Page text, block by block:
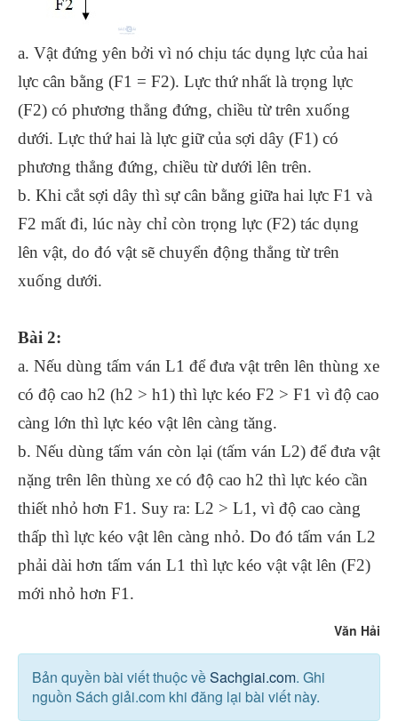
a. Vật đứng yên bởi vì nó chịu tác dụng lực của hai
lực cân bằng (F1 = F2). Lực thứ nhất là trọng lực
(F2) có phương thẳng đứng, chiều từ trên xuống
dưới. Lực thứ hai là lực giữ của sợi dây (F1) có
phương thẳng đứng, chiều từ dưới lên trên.
b. Khi cắt sợi dây thì sự cân bằng giữa hai lực F1 và
F2 mất đi, lúc này chỉ còn trọng lực (F2) tác dụng
lên vật, do đó vật sẽ chuyển động thẳng từ trên
xuống dưới.
Bài 2:
a. Nếu dùng tấm ván L1 để đưa vật trên lên thùng xe
có độ cao h2 (h2 > h1) thì lực kéo F2 > F1 vì độ cao
càng lớn thì lực kéo vật lên càng tăng.
b. Nếu dùng tấm ván còn lại (tấm ván L2) để đưa vật
nặng trên lên thùng xe có độ cao h2 thì lực kéo cần
thiết nhỏ hơn F1. Suy ra: L2 > L1, vì độ cao càng
thấp thì lực kéo vật lên càng nhỏ. Do đó tấm ván L2
phải dài hơn tấm ván L1 thì lực kéo vật vật lên (F2)
mới nhỏ hơn F1.
Văn Hải
Bản quyền bài viết thuộc vềSachgiai.com. Ghi
nguồn Sách giải.com khi đăng lại bài viết này.